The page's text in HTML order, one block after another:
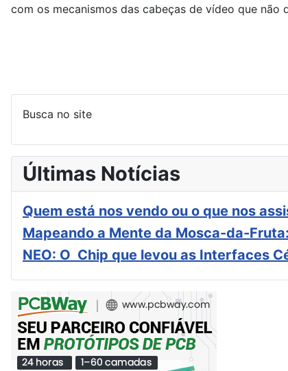
com os mecanismos das cabeças de vídeo que
Busca no site
Últimas Notícias
Quem está nos vendo ou o que nos
Mapeando a Mente da Mosca-da-
NEO: O Chip que levou as Interfaces